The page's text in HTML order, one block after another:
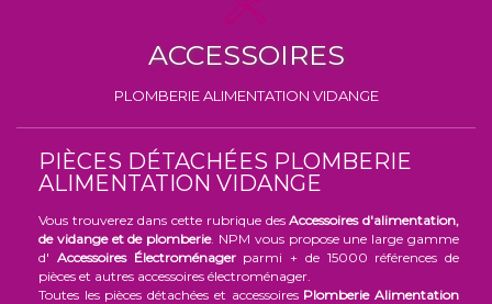
ACCESSOIRES
PLOMBERIE ALIMENTATION VIDANGE
PIÈCES DÉTACHÉES PLOMBERIE
ALIMENTATION VIDANGE
Vous trouverez dans cette rubrique desAccessoires d'alimentation,
de vidange et de plomberie. NPM vous propose une large gamme
d' Accessoires Électroménagerparmi + de 15000 références de
pièces et autres accessoires électroménager.
Toutes les pièces détachées et accessoires Plomberie Alimentation